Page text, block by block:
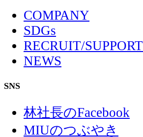
COMPANY
SDGs
RECRUIT/
NEWS
SNS
林社長のFacebook
MIUのつぶやき